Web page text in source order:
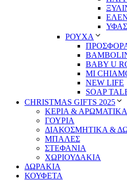
ΡΟΥΧΑ
BABY U
MI
NEW LIFE
SOAP
CHRISTMAS GIFTS 2025
ΚΕΡΙΑ & ΑΡΩΜΑΤΙΚΑ
ΓΟΥΡΙΑ
ΔΙΑΚΟΣΜΗΤΙΚΑ &
ΜΠΑΛΕΣ
ΣΤΕΦΑΝΙΑ
ΧΩΡΙΟΥΔΑΚΙΑ
ΔΩΡΑΚΙΑ
ΚΟΥΦΕΤΑ